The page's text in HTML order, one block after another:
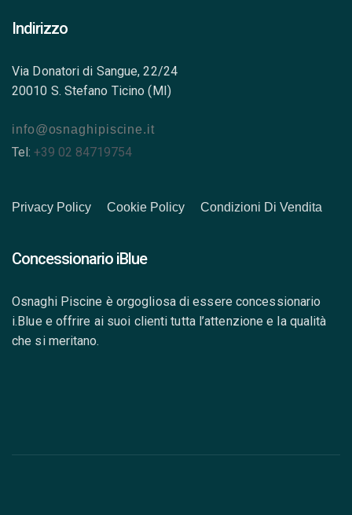
Indirizzo
Via Donatori di Sangue, 22/24
20010 S. Stefano Ticino (MI)
info@osnaghipiscine.it
Tel: +39 02 84719754
Privacy Policy Cookie Policy Condizioni Di Vendita
Concessionario iBlue
Osnaghi Piscine è orgogliosa di essere concessionario
i.Blue e offrire ai suoi clienti tutta l’attenzione e la qualità
che si meritano.